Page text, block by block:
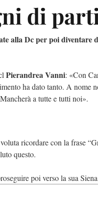
di
alla Dc per poi diventare
Pierandrea Vanni: «Con
ha dato tanto. A nome
a tutte e tutti noi».
ricordare con la frase “
questo.
poi verso la sua